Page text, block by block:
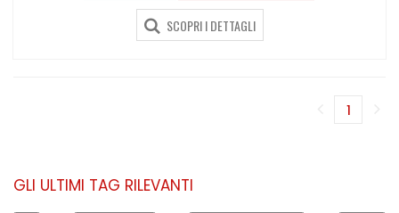
SCOPRI I DETTAGLI
1
GLI ULTIMI TAG RILEVANTI